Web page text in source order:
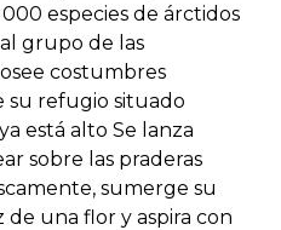
especies de árctidos
grupo de las
costumbres
su refugio situado
está alto Se lanza
sobre las praderas
sumerge su
de una flor y aspira con